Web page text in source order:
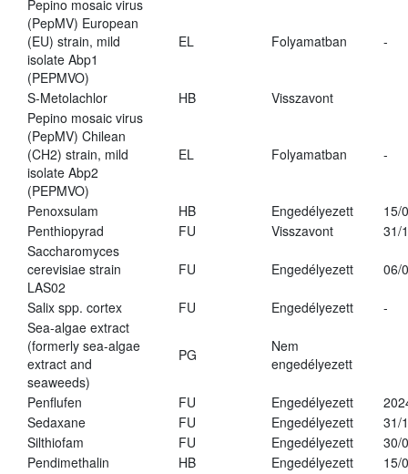
Pepino mosaic virus
(PepMV) European
(EU) strain, mild
isolate Abp1
(PEPMVO)
EL Folyamatban -
S-Metolachlor HB
Visszavont
Pepino mosaic virus
(PepMV) Chilean
(CH2) strain, mild
isolate Abp2
(PEPMVO)
EL Folyamatban -
Penoxsulam HB Engedélyezett
15/
Penthiopyrad
FU Visszavont
31/
Saccharomyces
cerevisiae strain
LAS02
FU Engedélyezett 06/
Salix spp. cortex FU Engedélyezett
-
Sea-algae extract
(formerly sea-algae
extract and
seaweeds)
PG
Nem
engedélyezett
Penflufen FU Engedélyezett
Sedaxane
FU Engedélyezett
31/
Silthiofam
FU Engedélyezett
30/
Pendimethalin
HB Engedélyezett
15/